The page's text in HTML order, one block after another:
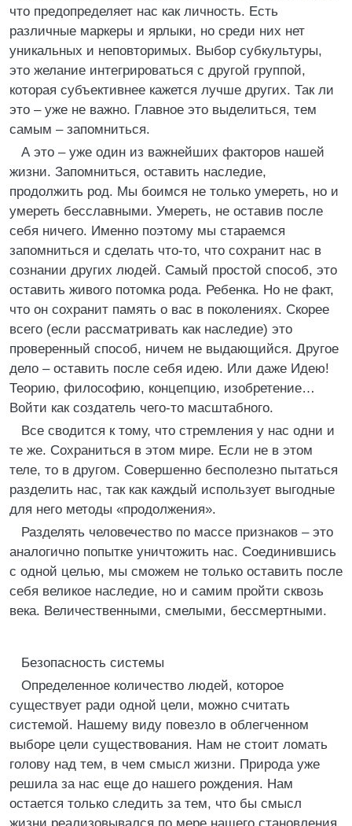
что предопределяет нас как личность. Есть
различные маркеры и ярлыки, но среди них нет
уникальных и неповторимых. Выбор субкультуры,
это желание интегрироваться с другой группой,
которая субъективнее кажется лучше других. Так ли
это – уже не важно. Главное это выделиться, тем
самым – запомниться.
А это – уже один из важнейших факторов нашей
жизни. Запомниться, оставить наследие,
продолжить род. Мы боимся не только умереть, но и
умереть бесславными. Умереть, не оставив после
себя ничего. Именно поэтому мы стараемся
запомниться и сделать что-то, что сохранит нас в
сознании других людей. Самый простой способ, это
оставить живого потомка рода. Ребенка. Но не факт,
что он сохранит память о вас в поколениях. Скорее
всего (если рассматривать как наследие) это
проверенный способ, ничем не выдающийся. Другое
дело – оставить после себя идею. Или даже Идею!
Теорию, философию, концепцию, изобретение…
Войти как создатель чего-то масштабного.
Все сводится к тому, что стремления у нас одни и
те же. Сохраниться в этом мире. Если не в этом
теле, то в другом. Совершенно бесполезно пытаться
разделить нас, так как каждый использует выгодные
для него методы «продолжения».
Разделять человечество по массе признаков – это
аналогично попытке уничтожить нас. Соединившись
с одной целью, мы сможем не только оставить после
себя великое наследие, но и самим пройти сквозь
века. Величественными, смелыми, бессмертными.
Безопасность системы
Определенное количество людей, которое
существует ради одной цели, можно считать
системой. Нашему виду повезло в облегченном
выборе цели существования. Нам не стоит ломать
голову над тем, в чем смысл жизни. Природа уже
решила за нас еще до нашего рождения. Нам
остается только следить за тем, что бы смысл